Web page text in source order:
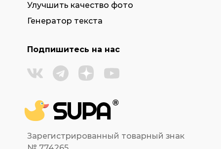
Зарегистрированный товарный знак
Улучшить качество фото
Генератор текста
Подпишитесь на нас